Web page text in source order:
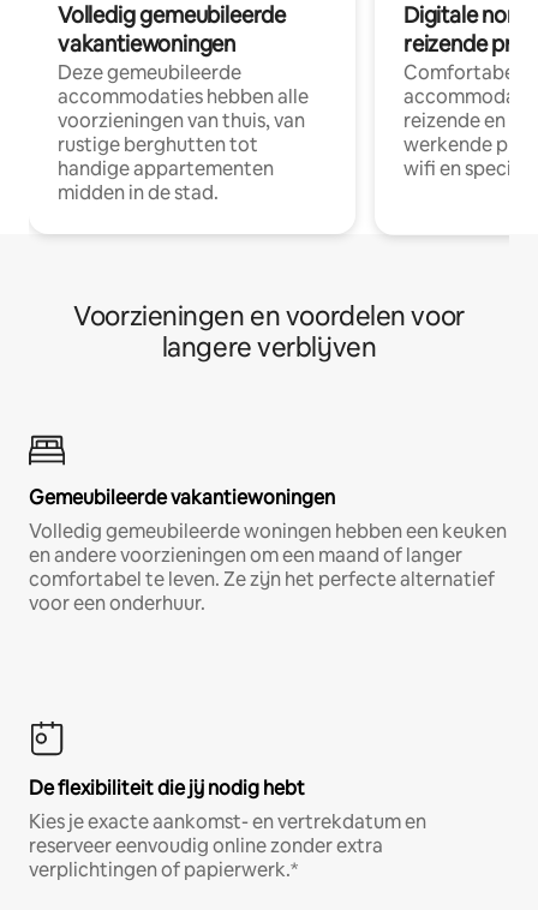
Volledig gemeubileerde
vakantiewoningen
Deze gemeubileerde
accommodaties hebben alle
voorzieningen van thuis, van
rustige berghutten tot
handige appartementen
midden in de stad.
Digitale
reizende
Comfortabele
reizende en
werkende
wifi en
Voorzieningen en voordelen voor
langere verblijven
Gemeubileerde vakantiewoningen
Volledig gemeubileerde woningen hebben een keuken
en andere voorzieningen om een maand of langer
comfortabel te leven. Ze zijn het perfecte alternatief
voor een onderhuur.
De flexibiliteit die jij nodig hebt
Kies je exacte aankomst- en vertrekdatum en
reserveer eenvoudig online zonder extra
verplichtingen of papierwerk.*